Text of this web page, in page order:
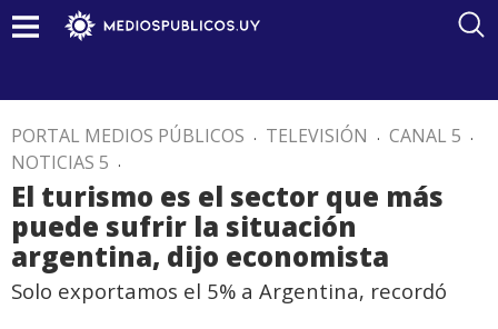
PORTAL MEDIOS PÚBLICOS . TELEVISIÓN . CANAL 5 .
NOTICIAS 5 .
El turismo es el sector que más
puede sufrir la situación
argentina, dijo economista
Solo exportamos el 5% a Argentina, recordó